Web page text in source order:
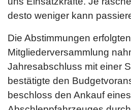
desto weniger kann
Die Abstimmungen
Mitgliederversammlung
Jahresabschluss mit einer
bestätigte den
beschloss den Ankauf